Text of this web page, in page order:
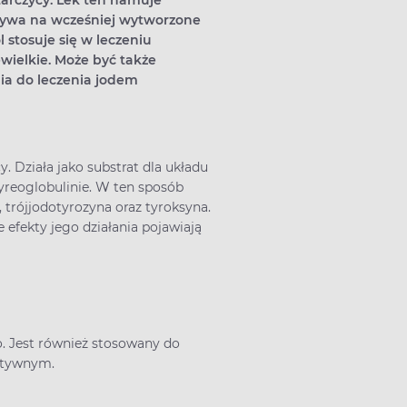
bezwzględnym wskazaniem
do rozszerzenia diagnostyki.
Kiedy należy wykonać
badanie tarczycy? Jakie są
normy i przyczyny
na wcześniej wytworzone
stosuje się w leczeniu
Może być także
do leczenia jodem
jako substrat dla układu
W ten sposób
oraz tyroksyna.
jego działania pojawiają
Jest również stosowany do